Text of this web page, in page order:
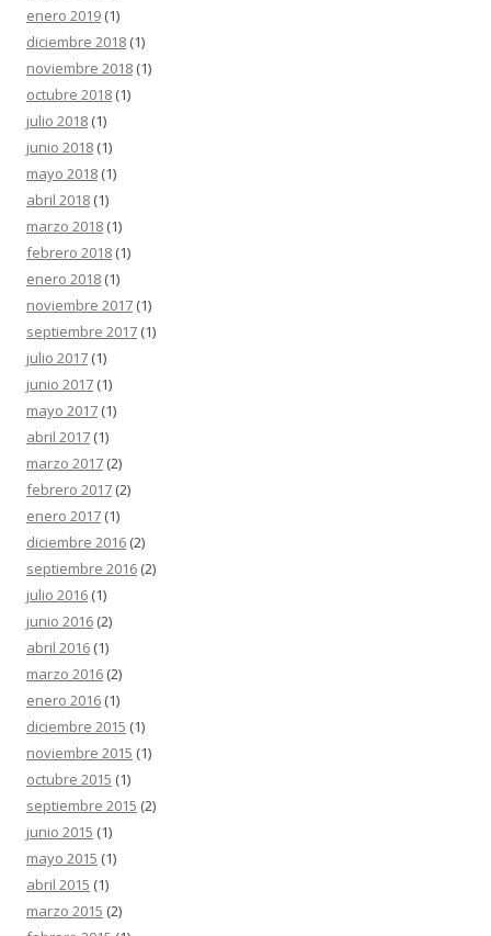
enero 2019 (1)
diciembre 2018 (1)
noviembre 2018 (1)
octubre 2018 (1)
julio 2018 (1)
junio 2018 (1)
mayo 2018 (1)
abril 2018 (1)
marzo 2018 (1)
febrero 2018 (1)
enero 2018 (1)
noviembre 2017 (1)
septiembre 2017 (1)
julio 2017 (1)
junio 2017 (1)
mayo 2017 (1)
abril 2017 (1)
marzo 2017 (2)
febrero 2017 (2)
enero 2017 (1)
diciembre 2016 (2)
septiembre 2016 (2)
julio 2016 (1)
junio 2016 (2)
abril 2016 (1)
marzo 2016 (2)
enero 2016 (1)
diciembre 2015 (1)
noviembre 2015 (1)
octubre 2015 (1)
septiembre 2015 (2)
junio 2015 (1)
mayo 2015 (1)
abril 2015 (1)
marzo 2015 (2)